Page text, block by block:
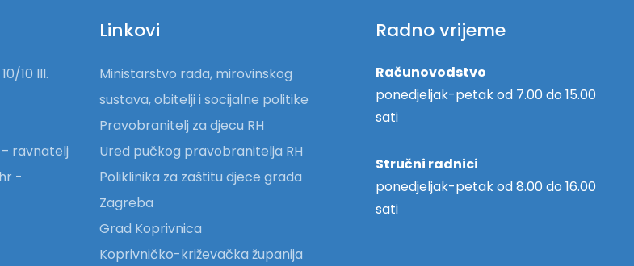
10 III.
– ravnatelj
-
Linkovi
Ministarstvo rada, mirovinskog
sustava, obitelji i socijalne politike
Pravobranitelj za djecu RH
Ured pučkog pravobranitelja RH
Poliklinika za zaštitu djece grada
Zagreba
Grad Koprivnica
Koprivničko-križevačka županija
Radno vrijeme
Računovodstvo
ponedjeljak-petak od 7.00 do 15.00
sati
Stručni radnici
ponedjeljak-petak od 8.00 do 16.00
sati